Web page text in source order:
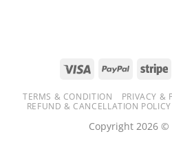
Visa PayPal
TERMS & CONDITION PRIVACY &
REFUND & CANCELLATION POLICY
Copyright 2026 ©